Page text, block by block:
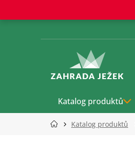
obsah
Katalog produktů
Katalog produktů